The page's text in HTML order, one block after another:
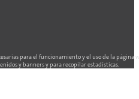
para el funcionamiento y el uso de la
y banners y para recopilar estadísticas.